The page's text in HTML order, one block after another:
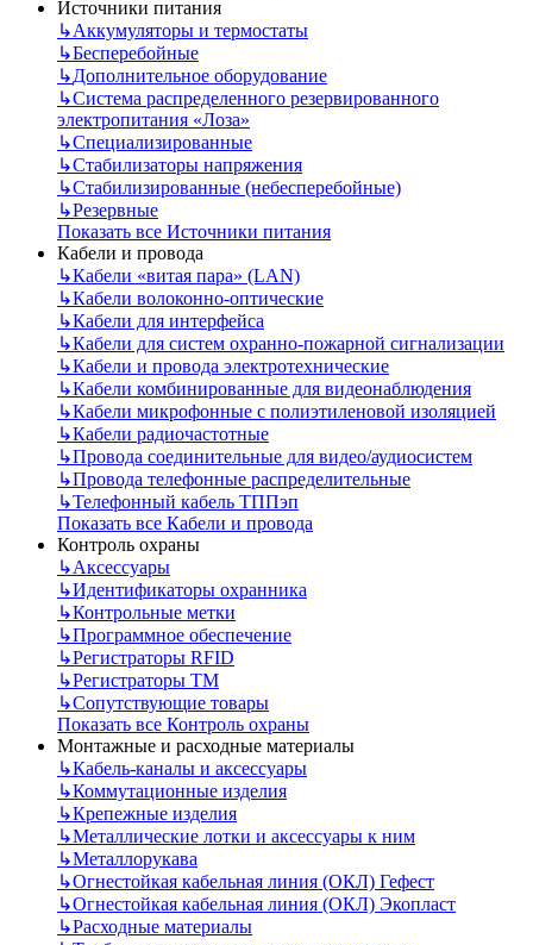
Источники питания
↳Аккумуляторы и термостаты
↳Бесперебойные
↳Дополнительное оборудование
↳Система распределенного резервированного
электропитания «Лоза»
↳Специализированные
↳Стабилизаторы напряжения
↳Стабилизированные (небесперебойные)
↳Резервные
Показать все Источники питания
Кабели и провода
↳Кабели «витая пара» (LAN)
↳Кабели волоконно-оптические
↳Кабели для интерфейса
↳Кабели для систем охранно-пожарной сигнализации
↳Кабели и провода электротехнические
↳Кабели комбинированные для видеонаблюдения
↳Кабели микрофонные с полиэтиленовой изоляцией
↳Кабели радиочастотные
↳Провода соединительные для видео/аудиосистем
↳Провода телефонные распределительные
↳Телефонный кабель ТППэп
Показать все Кабели и провода
Контроль охраны
↳Аксессуары
↳Идентификаторы охранника
↳Контрольные метки
↳Программное обеспечение
↳Регистраторы RFID
↳Регистраторы ТМ
↳Сопутствующие товары
Показать все Контроль охраны
Монтажные и расходные материалы
↳Кабель-каналы и аксессуары
↳Коммутационные изделия
↳Крепежные изделия
↳Металлические лотки и аксессуары к ним
↳Металлорукава
↳Огнестойкая кабельная линия (ОКЛ) Гефест
↳Огнестойкая кабельная линия (ОКЛ) Экопласт
↳Расходные материалы